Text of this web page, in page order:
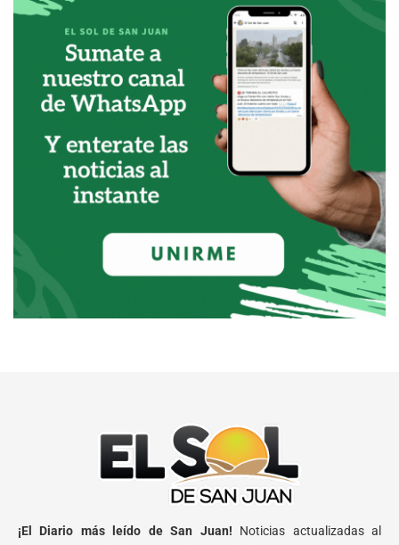
¡El Diario más leído de San Juan! Noticias actualizadas al